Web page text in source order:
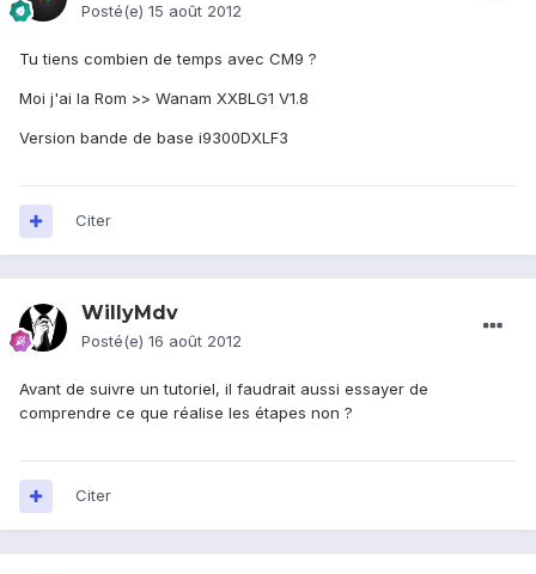
Posté(e) 15 août 2012
Tu tiens combien de temps avec CM9 ?
Moi j'ai la Rom >> Wanam XXBLG1 V1.8
Version bande de base i9300DXLF3
Citer
WillyMdv
Posté(e) 16 août 2012
Avant de suivre un tutoriel, il faudrait aussi essayer de
comprendre ce que réalise les étapes non ?
Citer